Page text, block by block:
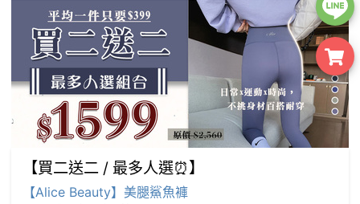
【買二送二 / 最多人選⏰】
【Alice Beauty】美腿鯊魚褲